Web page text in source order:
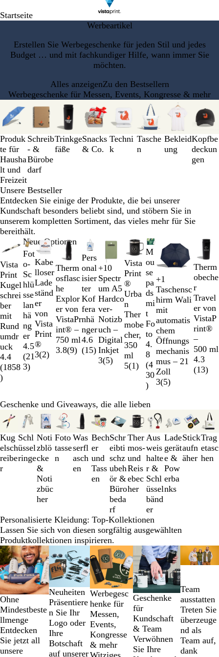
Startseite
Werbeartikel
Erstellen Sie Werbegeschenke für jeden Stil und jedes
Budget … und mit fachkundiger Hilfe, wann immer Sie
möchten.
Alles anzeigenZu den Bestsellern
Werbegeschenke für Messen, Events, Kongresse & mehr
Produk
te für
Hausha
lt und
Freizeit
Schreib
- &
Bürobe
darf
Trinkge
fäße
Snacks
& Co.
Techni
k
Tasche
n
Bekleid
ung
Kopfbe
deckun
gen
Galeriebilder
bis
3
von
8
Unsere Bestseller
Entdecken Sie einige der Produkte, die bei unserer
Kundschaft besonders beliebt sind, und stöbern Sie in
unserem kompletten Sortiment, das vieles mehr für Sie
bereithält.
Vista
Print
Kugel
schrei
ber
mit
Rund
umdr
uck
4.4
(1858
)
Neue Optionen
Fot
o-
Sc
hlü
sse
lan
hä
ng
er
4.5
(21
3)
Kabe
lloser
Lade
ständ
er
von
Vista
Print
®
3(2)
Therm
osflasc
he
Explor
er von
VistaPr
int® –
750 ml
3.8(9)
Pers
onal
isier
ter
Kof
fera
nhä
nger
4.6
(15)
W
e
i
ß
O
r
a
n
g
e
G
e
l
b
H
e
l
l
g
r
ü
n
+10
Spectr
um A5
Hardco
ver-
Notizb
uch –
Digital
Inkjet
3(5)
Vista
Print
®
Urba
n
Ther
mobe
cher,
350
ml
5(1)
M
ou
se
pa
ds
mi
t
Fo
to
4.
8
(4
30
)
W
e
i
ß
S
c
h
w
a
r
z
K
ö
n
i
g
s
b
l
a
u
G
r
a
u
/
R
o
t
+1
Taschensc
hirm Wali
mit
automatis
chem
Öffnungs
mechanis
mus – 21
Zoll
3(5)
Therm
obeche
r
Travel
er von
VistaP
rint®
–
500 ml
4.3
(13)
Galeriebilder
1
bis
2
von
10
Geschenke und Giveaways, die alle lieben
Kug
elsch
reibe
r
Schl
üssel
ringe
Noti
zblö
cke
&
Noti
zbüc
her
Foto
tasse
n
Was
serfl
asch
en
Bech
er
und
Tass
en
Schr
eibti
schz
ubeh
ör &
Büro
beda
rf
Ther
mos-
und
Reis
ebec
her
Aus
weis
halte
r &
Schl
üssel
bänd
er
Lade
gerät
e &
Pow
erba
nks
Stick
aufn
äher
Trag
etasc
hen
Galeriebilder
1
bis
3
von
12
Personalisierte Kleidung: Top-Kollektionen
Lassen Sie sich von diesen sorgfältig ausgewählten
Produktkollektionen inspirieren.
Ohne
Mindestbeste
llmenge
Entdecken
Sie jetzt all
unsere
Neuheiten
Präsentiere
n Sie Ihr
Logo oder
Ihre
Botschaft
auf unserer
Werbegesc
henke für
Messen,
Events,
Kongresse
& mehr
Witziges
Geschenke
für
Kundschaft
& Team
Verwöhnen
Sie Ihre
Team
ausstatten
Treten Sie
überzeuge
nd als
Team auf,
dank
Galeriebilder
1
bis
2
von
5